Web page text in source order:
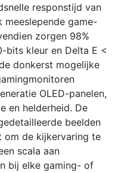
responstijd van
meeslepende game-
zorgen 98%
bits kleur en Delta E <
donkerst mogelijke
OLED-panelen,
en helderheid. De
beelden
om de kijkervaring te
scala aan
bij elke gaming- of